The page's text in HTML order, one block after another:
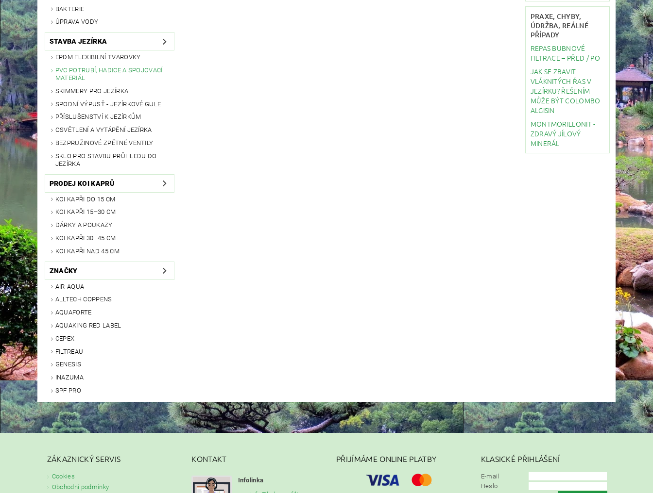
BAKTERIE
ÚPRAVA VODY
STAVBA JEZÍRKA
EPDM FLEXIBILNÍ TVAROVKY
PVC POTRUBÍ, HADICE A SPOJOVACÍ
MATERIÁL
SKIMMERY PRO JEZÍRKA
SPODNÍ VÝPUSŤ - JEZÍRKOVÉ GULE
PŘÍSLUŠENSTVÍ K JEZÍRKŮM
OSVĚTLENÍ A VYTÁPĚNÍ JEZÍRKA
BEZPRUŽINOVÉ ZPĚTNÉ VENTILY
SKLO PRO STAVBU PRŮHLEDU DO
JEZÍRKA
PRODEJ KOI KAPRŮ
KOI KAPŘI DO 15 CM
KOI KAPŘI 15–30 CM
DÁRKY A POUKAZY
KOI KAPŘI 30–45 CM
KOI KAPŘI NAD 45 CM
ZNAČKY
AIR-AQUA
ALLTECH COPPENS
AQUAFORTE
AQUAKING RED LABEL
CEPEX
FILTREAU
GENESIS
INAZUMA
SPF PRO
PRAXE, CHYBY,
ÚDRŽBA, REÁLNÉ
PŘÍPADY
REPAS BUBNOVÉ
FILTRACE – PŘED / PO
JAK SE ZBAVIT
VLÁKNITÝCH ŘAS V
JEZÍRKU? ŘEŠENÍM
MŮŽE BÝT COLOMBO
ALGISIN
MONTMORILLONIT -
ZDRAVÝ JÍLOVÝ
MINERÁL
ZÁKAZNICKÝ SERVIS
Cookies
Obchodní podmínky
KONTAKT
Infolinka
PŘIJÍMÁME ONLINE PLATBY KLASICKÉ PŘIHLÁŠENÍ
E-mail
Heslo